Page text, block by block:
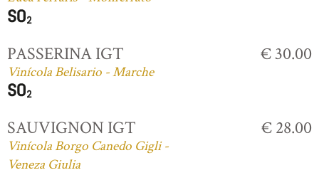
PASSERINA IGT
Vinícola Belisario - Marche
€ 30.00
SAUVIGNON IGT
Vinícola Borgo Canedo Gigli -
Veneza Giulia
€ 28.00